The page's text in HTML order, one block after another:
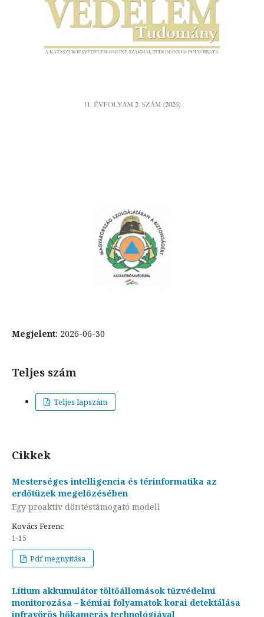
Megjelent: 2026-06-30
Teljes szám
Teljes lapszám
Cikkek
Mesterséges intelligencia és térinformatika az
erdőtüzek megelőzésében
Egy proaktív döntéstámogató modell
Kovács Ferenc
1-15
Pdf megnyitása
Lítium akkumulátor töltőállomások tűzvédelmi
monitorozása – kémiai folyamatok korai detektálása
infravörös hőkamerás technológiával